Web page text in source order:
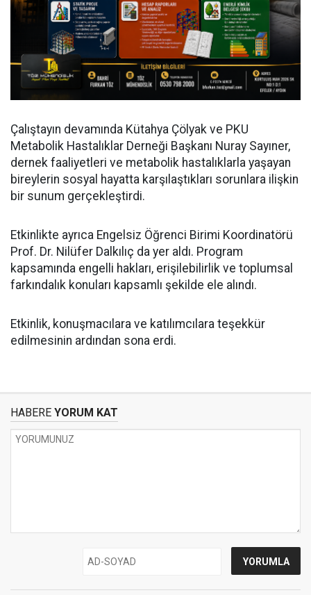
Çalıştayın devamında Kütahya Çölyak ve PKU
Metabolik Hastalıklar Derneği Başkanı Nuray Sayıner,
dernek faaliyetleri ve metabolik hastalıklarla yaşayan
bireylerin sosyal hayatta karşılaştıkları sorunlara ilişkin
bir sunum gerçekleştirdi.
Etkinlikte ayrıca Engelsiz Öğrenci Birimi Koordinatörü
Prof. Dr. Nilüfer Dalkılıç da yer aldı. Program
kapsamında engelli hakları, erişilebilirlik ve toplumsal
farkındalık konuları kapsamlı şekilde ele alındı.
Etkinlik, konuşmacılara ve katılımcılara teşekkür
edilmesinin ardından sona erdi.
HABERE YORUM KAT